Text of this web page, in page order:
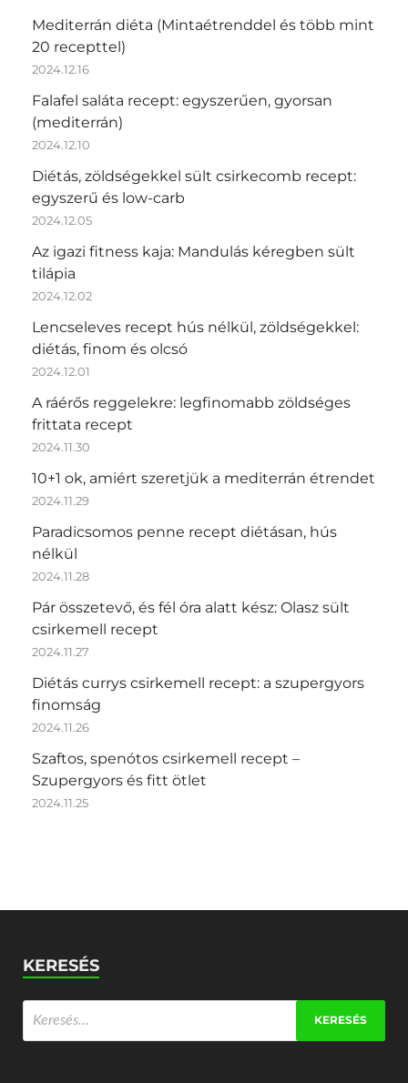
Mediterrán diéta (Mintaétrenddel és több mint
20 recepttel)
2024.12.16
Falafel saláta recept: egyszerűen, gyorsan
(mediterrán)
2024.12.10
Diétás, zöldségekkel sült csirkecomb recept:
egyszerű és low-carb
2024.12.05
Az igazi fitness kaja: Mandulás kéregben sült
tilápia
2024.12.02
Lencseleves recept hús nélkül, zöldségekkel:
diétás, finom és olcsó
2024.12.01
A ráérős reggelekre: legfinomabb zöldséges
frittata recept
2024.11.30
10+1 ok, amiért szeretjük a mediterrán étrendet
2024.11.29
Paradicsomos penne recept diétásan, hús
nélkül
2024.11.28
Pár összetevő, és fél óra alatt kész: Olasz sült
csirkemell recept
2024.11.27
Diétás currys csirkemell recept: a szupergyors
finomság
2024.11.26
Szaftos, spenótos csirkemell recept –
Szupergyors és fitt ötlet
2024.11.25
KERESÉS